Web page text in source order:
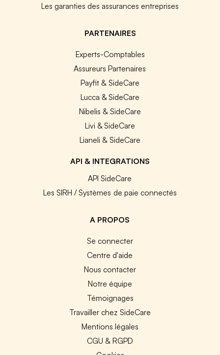
Les garanties des assurances entreprises
PARTENAIRES
Experts-Comptables
Assureurs Partenaires
Payfit & SideCare
Lucca & SideCare
Nibelis & SideCare
Livi & SideCare
Lianeli & SideCare
API & INTEGRATIONS
API SideCare
Les SIRH / Systèmes de paie connectés
A PROPOS
Se connecter
Centre d'aide
Nous contacter
Notre équipe
Témoignages
Travailler chez SideCare
Mentions légales
CGU & RGPD